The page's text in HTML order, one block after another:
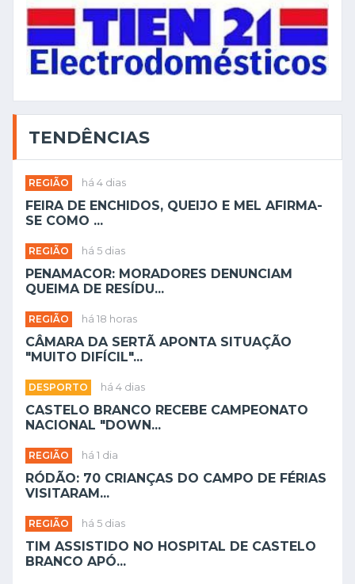
TENDÊNCIAS
REGIÃO há 4 dias
FEIRA DE ENCHIDOS, QUEIJO E MEL AFIRMA-
SE COMO ...
REGIÃO há 5 dias
PENAMACOR: MORADORES DENUNCIAM
QUEIMA DE RESÍDU...
REGIÃO há 18 horas
CÂMARA DA SERTÃ APONTA SITUAÇÃO
"MUITO DIFÍCIL"...
DESPORTO há 4 dias
CASTELO BRANCO RECEBE CAMPEONATO
NACIONAL "DOWN...
REGIÃO há 1 dia
RÓDÃO: 70 CRIANÇAS DO CAMPO DE FÉRIAS
VISITARAM...
REGIÃO há 5 dias
TIM ASSISTIDO NO HOSPITAL DE CASTELO
BRANCO APÓ...